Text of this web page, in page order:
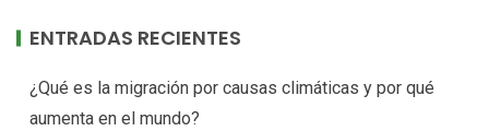
ENTRADAS RECIENTES
¿Qué es la migración por causas climáticas y por qué
aumenta en el mundo?